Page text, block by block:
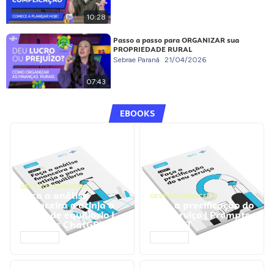
10:28
07:43
Passo a passo para ORGANIZAR sua
PROPRIEDADE RURAL
Sebrae Paraná 21/04/2026
EBOOKS
GESTÃO FINANCEIRA
Faça a análise
financeira e atinja o
ponto de equilíbrio |
Prompts ChatGPT
GESTÃO FINANCEIRA
Faça a precificação do
seu serviço | Prompts
ChatGPT